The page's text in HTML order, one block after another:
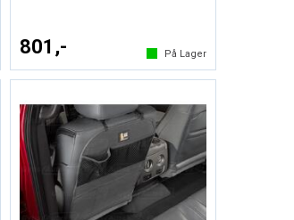
801,- På Lager